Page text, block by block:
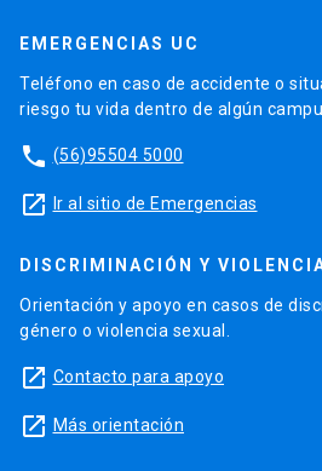
EMERGENCIAS UC
Teléfono en caso de accidente o
riesgo tu vida dentro de algún
phone (56)95504 5000
launch Ir al sitio de Emergencias
DISCRIMINACIÓN Y
Orientación y apoyo en casos de
género o violencia sexual.
launch Contacto para apoyo
launch Más orientación